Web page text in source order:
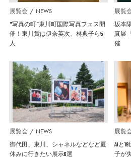
展覧会 NEWS
”写真の町”東川町国際写真フェス開
催！東川賞は伊奈英次、林典子ら5
人
展覧
坂本
真展
催
展覧会 NEWS
御代田、東川、シャネルなどなど夏
休みに行きたい展示6選
展覧
AIと
子が